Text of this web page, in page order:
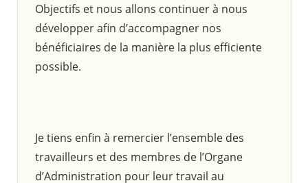
Objectifs et nous allons continuer à nous
développer afin d’accompagner nos
bénéficiaires de la manière la plus efficiente
possible.
Je tiens enfin à remercier l’ensemble des
travailleurs et des membres de l’Organe
d’Administration pour leur travail au